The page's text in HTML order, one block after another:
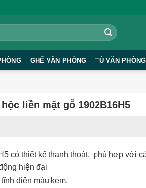
GHẾ VĂN PHÒNG TỦ VĂN PHÒNG
liền mặt gỗ 1902B16H5
có thiết kế thanh thoát, phù hợp với
hiện đại
điện màu kem.